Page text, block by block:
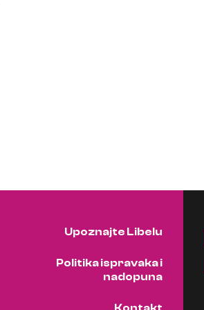
Upoznajte Libelu
Politika ispravaka i
nadopuna